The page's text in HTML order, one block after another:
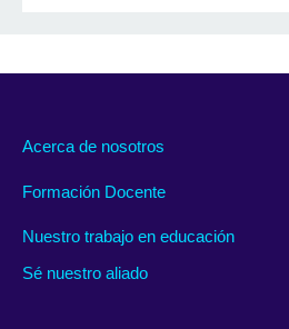
Acerca de nosotros
Formación Docente
Nuestro trabajo en educación
Sé nuestro aliado